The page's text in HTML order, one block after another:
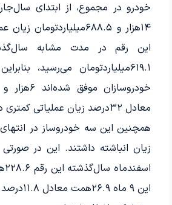
خودرو در مجموع، از ابتدای
۱۴‌هزار و
معادل ۳۲‌درصد زیان عملیاتی کمتری داشته‌باشند.
زیان انباشته داشتند. این در
این ۹ ماه